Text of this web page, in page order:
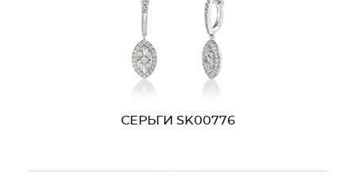
СЕРЬГИ SK00776